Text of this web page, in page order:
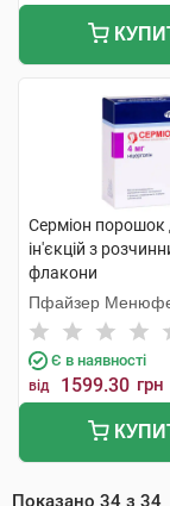
Серміон порошок
ін'єкцій з
флакони
Пфайзер
Бельгія
Є в наявності
від 1599.30 грн
Показано 34 з 34